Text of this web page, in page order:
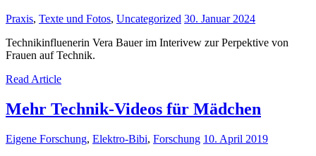
Praxis, Texte und Fotos, Uncategorized 30. Januar 2024
Technikinfluenerin Vera Bauer im Interivew zur Perpektive von
Frauen auf Technik.
Read Article
Mehr Technik-Videos für Mädchen
Eigene Forschung, Elektro-Bibi, Forschung 10. April 2019